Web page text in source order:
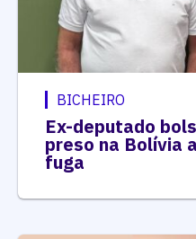
BICHEIRO
Ex-deputado
preso na Bolívia
fuga